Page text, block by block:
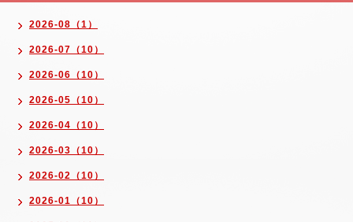
2026-08（1）
2026-07（10）
2026-06（10）
2026-05（10）
2026-04（10）
2026-03（10）
2026-02（10）
2026-01（10）